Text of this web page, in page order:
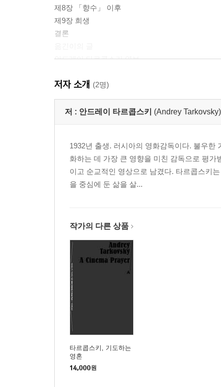
제8장 「향수」 이후
제9장 희생
결론
안드레이 타르콥스키 연보
저자 소개 (2명)
저 : 안드레이 타르콥스키 (Andrey Tarkovsky)
1932년 출생. 러시아의 영화감독이다. 불우한
화하는 데 가장 큰 영향을 미친 감독으로 평가
이고 순교적인 영상으로 남겼다. 타르콥스키
을 중심에 둔 삶을 살...
작가의 다른 상품
타르콥스키, 기도하는
영혼
14,000원